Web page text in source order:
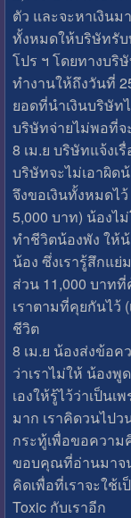
ตัว และจะหาเงินม
ทั้งหมดให้บริษัทรั
โปร ฯ โดยทางบริ
ทำงานให้ถึงวันที่
ยอดที่นำเงินบริษัท
บริษัทจ่ายไม่พอที่
8 เม.ย บริษัทแจ้งเ
บริษัทจะไม่เอาผิด
จึงขอเงินทั้งหมดไ
5,000 บาท) น้องไ
ทำชีวิตน้องพัง ให้
น้อง ซึ่งเรารู้สึกแย่
ส่วน 11,000 บาท
เราตามที่คุยกันไว้
ชีวิต
8 เม.ย น้องส่งข้อค
ว่าเราไม่ให้ น้องพู
เองให้รู้ไว้ว่าเป็นเ
มาก เราคิดวนไป
กระทู้เพื่อขอความ
ขอบคุณที่อ่านมาจ
คิดเพื่อที่เราจะใช้
Toxic กับเราอีก